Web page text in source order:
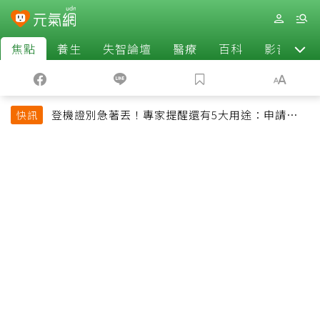
焦點 養生 失智論壇 醫療 百科 影音
快訊
登機證別急著丟！專家提醒還有5大用途：申請理